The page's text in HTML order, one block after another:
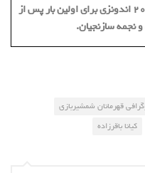
كسب مجوز شركت در بازي هاى آسيايي ٢٠١٨ اندونزى براى اولين بار پس از
و نجمه سازنجيان.
قهرمانان شمشیربازی
کیانا باقرزاده